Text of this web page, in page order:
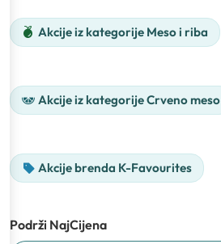
Akcije iz kategorije Meso i riba
Akcije iz kategorije Crveno meso
Akcije brenda K-Favourites
Podrži NajCijena